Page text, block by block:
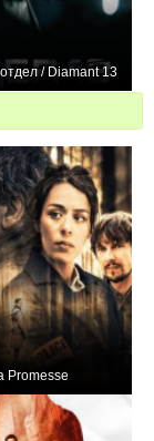
/ Diamant 13
Promesse